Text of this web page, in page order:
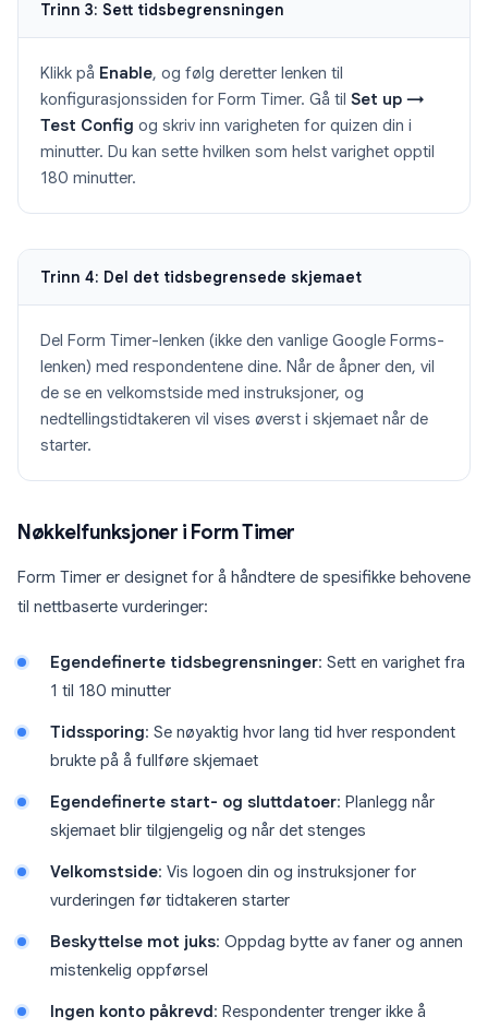
Trinn 3: Sett tidsbegrensningen
Klikk på Enable, og følg deretter lenken til
konfigurasjonssiden for Form Timer. Gå til Set up →
Test Config og skriv inn varigheten for quizen din i
minutter. Du kan sette hvilken som helst varighet opptil
180 minutter.
Trinn 4: Del det tidsbegrensede skjemaet
Del Form Timer-lenken (ikke den vanlige Google Forms-
lenken) med respondentene dine. Når de åpner den, vil
de se en velkomstside med instruksjoner, og
nedtellingstidtakeren vil vises øverst i skjemaet når de
starter.
Nøkkelfunksjoner i Form Timer
Form Timer er designet for å håndtere de spesifikke behovene
til nettbaserte vurderinger:
Egendefinerte tidsbegrensninger: Sett en varighet fra
1 til 180 minutter
Tidssporing: Se nøyaktig hvor lang tid hver respondent
brukte på å fullføre skjemaet
Egendefinerte start- og sluttdatoer: Planlegg når
skjemaet blir tilgjengelig og når det stenges
Velkomstside: Vis logoen din og instruksjoner for
vurderingen før tidtakeren starter
Beskyttelse mot juks: Oppdag bytte av faner og annen
mistenkelig oppførsel
Ingen konto påkrevd : Respondenter trenger ikke å